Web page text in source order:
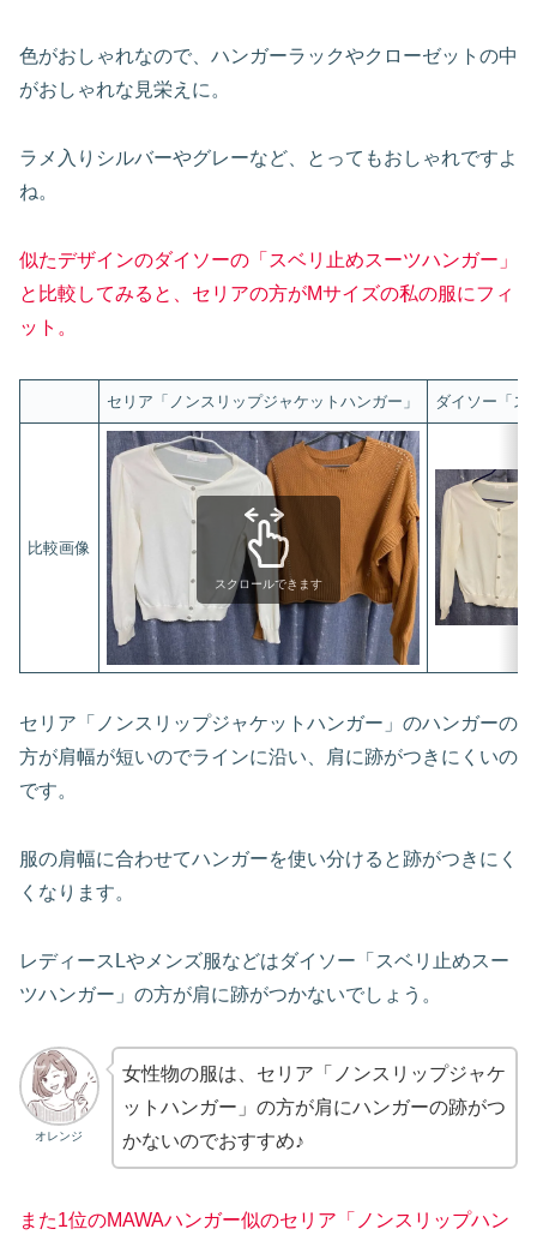
色がおしゃれなので、ハンガーラックやクローゼットの中
がおしゃれな見栄えに。
ラメ入りシルバーやグレーなど、とってもおしゃれですよ
ね。
似たデザインのダイソーの「スベリ止めスーツハンガー」
と比較してみると、セリアの方がMサイズの私の服にフィ
ット。
セリア「ノンスリップジャケットハンガー」 ダイソー「ス
比較画像
スクロールできます
セリア「ノンスリップジャケットハンガー」のハンガーの
方が肩幅が短いのでラインに沿い、肩に跡がつきにくいの
です。
服の肩幅に合わせてハンガーを使い分けると跡がつきにく
くなります。
レディースLやメンズ服などはダイソー「スベリ止めスー
ツハンガー」の方が肩に跡がつかないでしょう。
オレンジ
女性物の服は、セリア「ノンスリップジャケ
ットハンガー」の方が肩にハンガーの跡がつ
かないのでおすすめ♪
また1位のMAWAハンガー似のセリア「ノンスリップハン